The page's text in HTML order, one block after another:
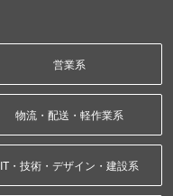
営業系
物流・配送・軽作業系
IT・技術・デザイン・建設系